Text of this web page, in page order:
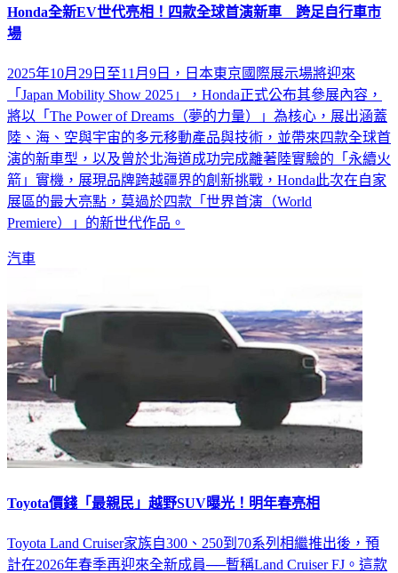
Honda全新EV世代亮相！四款全球首演新車 跨足自行車市
場
2025年10月29日至11月9日，日本東京國際展示場將迎來
「Japan Mobility Show 2025」，Honda正式公布其參展內容，
將以「The Power of Dreams（夢的力量）」為核心，展出涵蓋
陸、海、空與宇宙的多元移動產品與技術，並帶來四款全球首
演的新車型，以及曾於北海道成功完成離著陸實驗的「永續火
箭」實機，展現品牌跨越疆界的創新挑戰，Honda此次在自家
展區的最大亮點，莫過於四款「世界首演（World
Premiere）」的新世代作品。
汽車
Toyota價錢「最親民」越野SUV曝光！明年春亮相
Toyota Land Cruiser家族自300、250到70系列相繼推出後，預
計在2026年春季再迎來全新成員──暫稱Land Cruiser FJ。這款